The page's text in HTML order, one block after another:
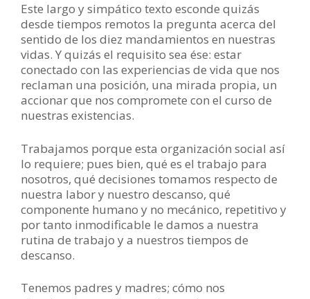
Este largo y simpático texto esconde quizás
desde tiempos remotos la pregunta acerca del
sentido de los diez mandamientos en nuestras
vidas. Y quizás el requisito sea ése: estar
conectado con las experiencias de vida que nos
reclaman una posición, una mirada propia, un
accionar que nos compromete con el curso de
nuestras existencias.
Trabajamos porque esta organización social así
lo requiere; pues bien, qué es el trabajo para
nosotros, qué decisiones tomamos respecto de
nuestra labor y nuestro descanso, qué
componente humano y no mecánico, repetitivo y
por tanto inmodificable le damos a nuestra
rutina de trabajo y a nuestros tiempos de
descanso.
Tenemos padres y madres; cómo nos